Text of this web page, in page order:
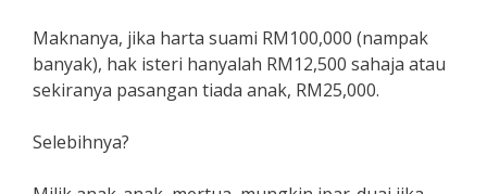
Maknanya, jika harta suami RM100,000 (nampak
banyak), hak isteri hanyalah RM12,500 sahaja atau
sekiranya pasangan tiada anak, RM25,000.
Selebihnya?